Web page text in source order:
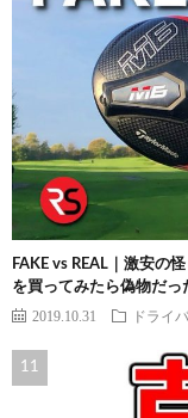
FAKE vs REAL｜激安の
を買ってみたら偽物だっ
2019.10.31 ドライ